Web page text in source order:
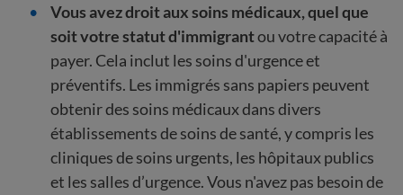
Vous avez droit aux soins médicaux, quel que
soit votre statut d'immigrantou votre capacité à
payer. Cela inclut les soins d'urgence et
préventifs. Les immigrés sans papiers peuvent
obtenir des soins médicaux dans divers
établissements de soins de santé, y compris les
cliniques de soins urgents, les hôpitaux publics
et les salles d’urgence. Vous n'avez pas besoin de